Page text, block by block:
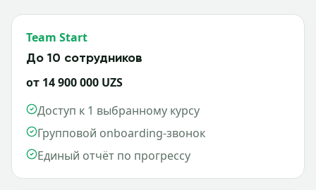
Team Start
До 10 сотрудников
от 14 900 000 UZS
Доступ к 1 выбранному курсу
Групповой onboarding-звонок
Единый отчёт по прогрессу